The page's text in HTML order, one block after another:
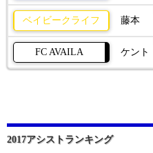
ベイビークライフ 藤本
FC AVAILA ケント
2017アシストランキング